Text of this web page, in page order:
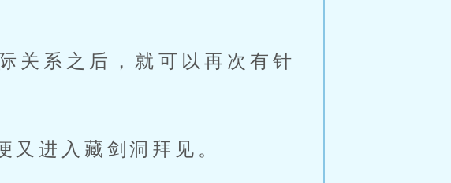
关系之后，就可以再次有针
又进入藏剑洞拜见。